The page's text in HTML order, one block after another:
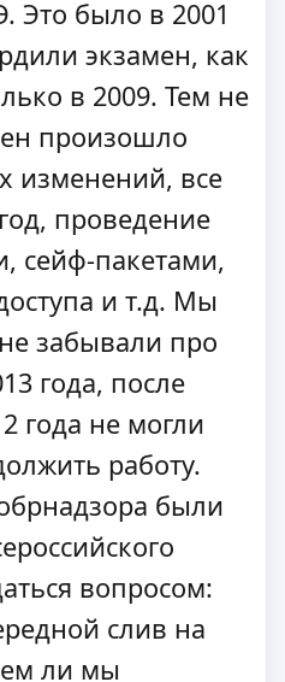
Это было в 2001
экзамен, как
в 2009. Тем не
произошло
изменений, все
проведение
сейф-пакетами,
и т.д. Мы
забывали про
года, после
года не могли
работу.
были
вопросом:
слив на
ли мы